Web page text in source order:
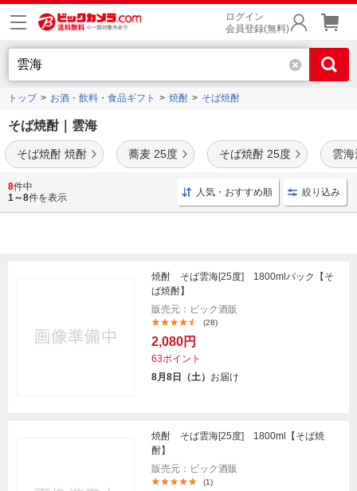
ログイン
会員登録(無料)
トップ お酒・飲料・食品ギフト 焼酎 そば焼酎
そば焼酎｜雲海
そば焼酎 焼酎 蕎麦 25度 そば焼酎 25度 雲
雲海や宝酒造の アルコール度数25度
の種類をご用意。
8件中
1～8件を表示 人気・おすすめ順 絞り込み
焼酎 そば雲海[25度] 1800mlパック【そ
ば焼酎】
販売元：ビック酒販
(28)
2,080円
63ポイント
8月8日（土） お届け
焼酎 そば雲海[25度] 1800ml【そば焼
酎】
販売元：ビック酒販
(1)